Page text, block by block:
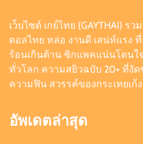
ดิว ธีรภัทร แจกว
ยอดผู้ติดตามหลัก
Admin July
เว็บไซต์ เกย์ไทย (GAYTHAI)
ดอลไทย หล่อ งานดี เสน่ห์แรง
ร้อนเกินต้าน ซิกแพคแน่นโดนใ
ทั่วโลก ความสยิวฉบับ 20+ ที่งั
ความฟิน สวรรค์ของกระเทยเก้
อัพเดตล่าสุด